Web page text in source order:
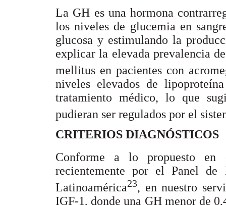
La GH es una hormona
los niveles de glucemia en
glucosa y estimulando la
explicar la elevada prevalencia
mellitus en pacientes con
niveles elevados de
tratamiento médico, lo que
pudieran ser regulados por el
CRITERIOS DIAGNÓSTICOS
Conforme a lo propuesto en
recientemente por el Panel
Latinoamérica23, en nuestro
IGF-1, donde una GH menor de